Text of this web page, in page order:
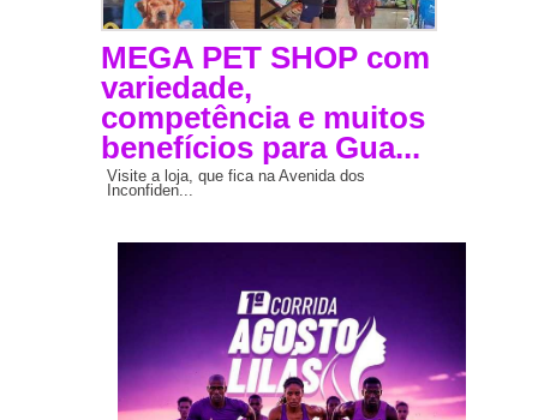
MEGA PET SHOP com
variedade,
competência e muitos
benefícios para Gua...
Visite a loja, que fica na Avenida dos
Inconfiden...